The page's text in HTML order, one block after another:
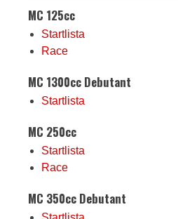
MC 125cc
Startlista
Race
MC 1300cc Debutant
Startlista
MC 250cc
Startlista
Race
MC 350cc Debutant